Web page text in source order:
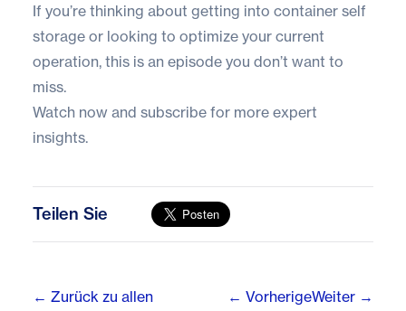
If you’re thinking about getting into container self
storage or looking to optimize your current
operation, this is an episode you don’t want to
miss.
Watch now and subscribe for more expert
insights.
Teilen Sie
← Zurück zu allen ← VorherigeWeiter →